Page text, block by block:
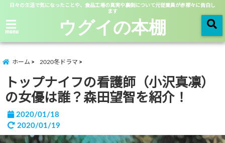
日々の生活で気になったことや、食品工場の真実や裏側について元従業員が赤裸々に告白し
ます
menu ウグイの本棚
ホーム 2020冬ドラマ
トップナイフの看護師（小沢真凛）
の女優は誰？森田望智を紹介！
2020/01/18
2020/01/19